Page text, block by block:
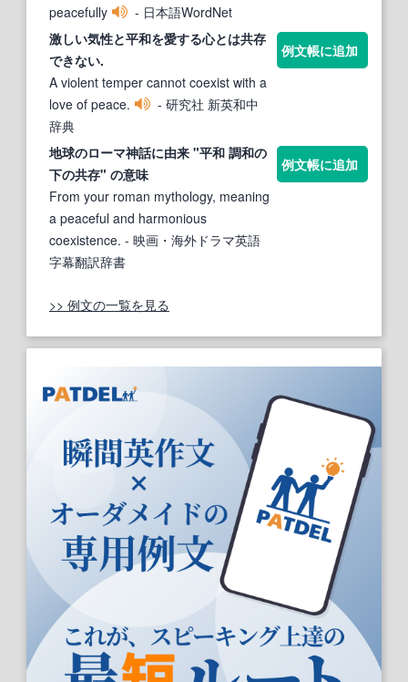
peacefully
- 日本語WordNet
激しい気性と平和を愛する心とは共存
できない.
A violent temper cannot coexist with a
love of peace.
- 研究社 新英和中
辞典
例文帳に追加
地球のローマ神話に由来 "平和 調和の
下の共存" の意味
From your roman mythology, meaning
a peaceful and harmonious
coexistence. - 映画・海外ドラマ英語
字幕翻訳辞書
例文帳に追加
>> 例文の一覧を見る